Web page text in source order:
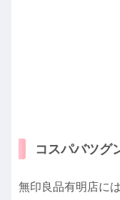
コスパバツグ
無印良品有明店に